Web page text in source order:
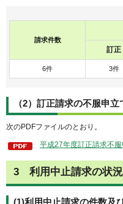
請求件数
訂正
6件 3件
（2）訂正請求の不服申立
次のPDFファイルのとおり。
平成27年度訂正請求不服
3 利 用中止請求の状況